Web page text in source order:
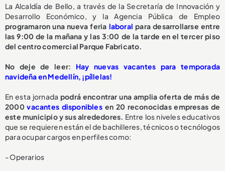
La Alcaldía de Bello, a través de la Secretaría de Innovación y
Desarrollo Económico, y la Agencia Pública de Empleo
programaron una nueva feria laboralpara desarrollarse entre
las 9:00 de la mañana y las 3:00 de la tarde en el tercer piso
del centro comercial Parque Fabricato.
No deje de leer: Hay nuevas vacantes para temporada
navideña en Medellín, ¡píllelas!
En esta jornadapodrá encontrar una amplia oferta de más de
2000vacantes disponiblesen 20 reconocidas empresas de
este municipio y sus alrededores. Entre los niveles educativos
que se requieren están el de bachilleres, técnicos o tecnólogos
para ocupar cargos en perfiles como:
- Operarios